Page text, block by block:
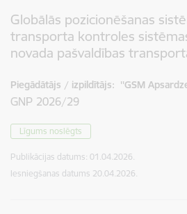
Globālās pozicionēšanas
transporta kontroles
novada pašvaldības
Piegādātājs / izpildītājs: ''GSM
GNP 2026/29
Līgums noslēgts
Publikācijas datums: 01.04.2026.
Iesniegšanas datums 20.04.2026.